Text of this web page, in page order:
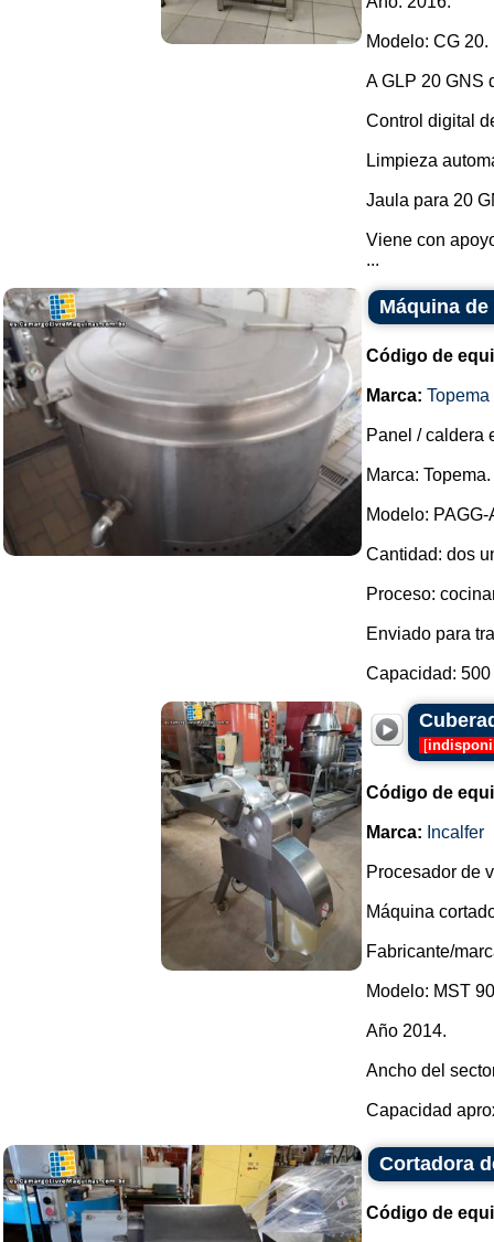
Modelo: CG 20.
A GLP 20 GNS
Control digital
Limpieza
Jaula para 20
Viene con
...
Máquina
Código de
Marca: Topema
Panel / caldera
Marca: Topema.
Modelo: PAGG-
Cantidad: dos
Proceso:
Enviado para
Capacidad: 500
[
Código de
Marca: Incalfer
Procesador de
Máquina
Fabricante/
Modelo: MST
Año 2014.
Ancho del
Capacidad
Cortadora
Código de